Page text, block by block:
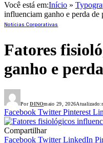
Você está em:Início »
influenciam ganho e perda de
Notícias Corporativas
Fatores
ganho e
Por DINOmaio 29, 2026Atualizado:
Facebook Twitter Pinterest
Compartilhar
Facebook Twitter LinkedIn